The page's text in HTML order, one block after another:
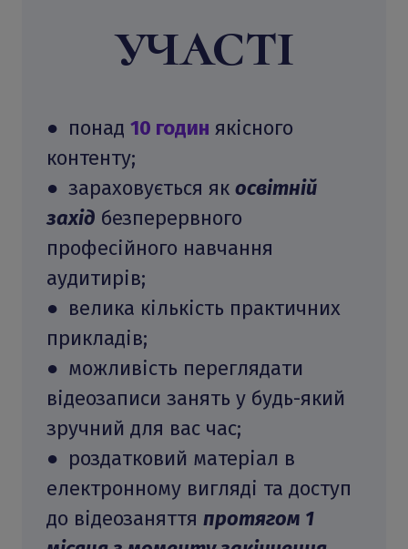
участі
● понад 10 годин якісного
контенту;
● зараховується як освітній
захід безперервного
професійного навчання
аудитирів;
● велика кількість практичних
прикладів;
● можливість переглядати
відеозаписи занять у будь-який
зручний для вас час;
● роздатковий матеріал в
електронному вигляді та доступ
до відеозаняття протягом 1